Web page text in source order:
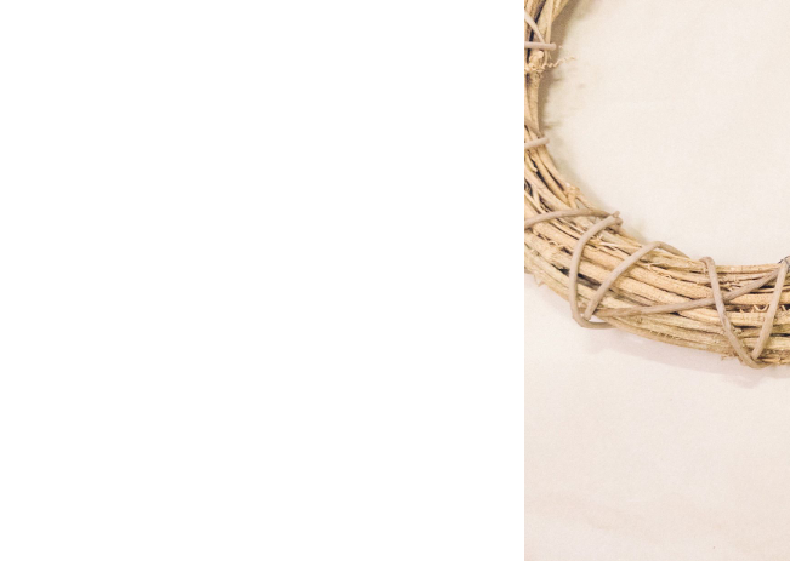
Q. 配送できないエリアはあ
ただいま沖縄・離島エリア
承ください。
お花をベストなタイミング
できません。受け取り時間
Q. 注文後にキャンセルでき
ご注文後一定時間内であれば